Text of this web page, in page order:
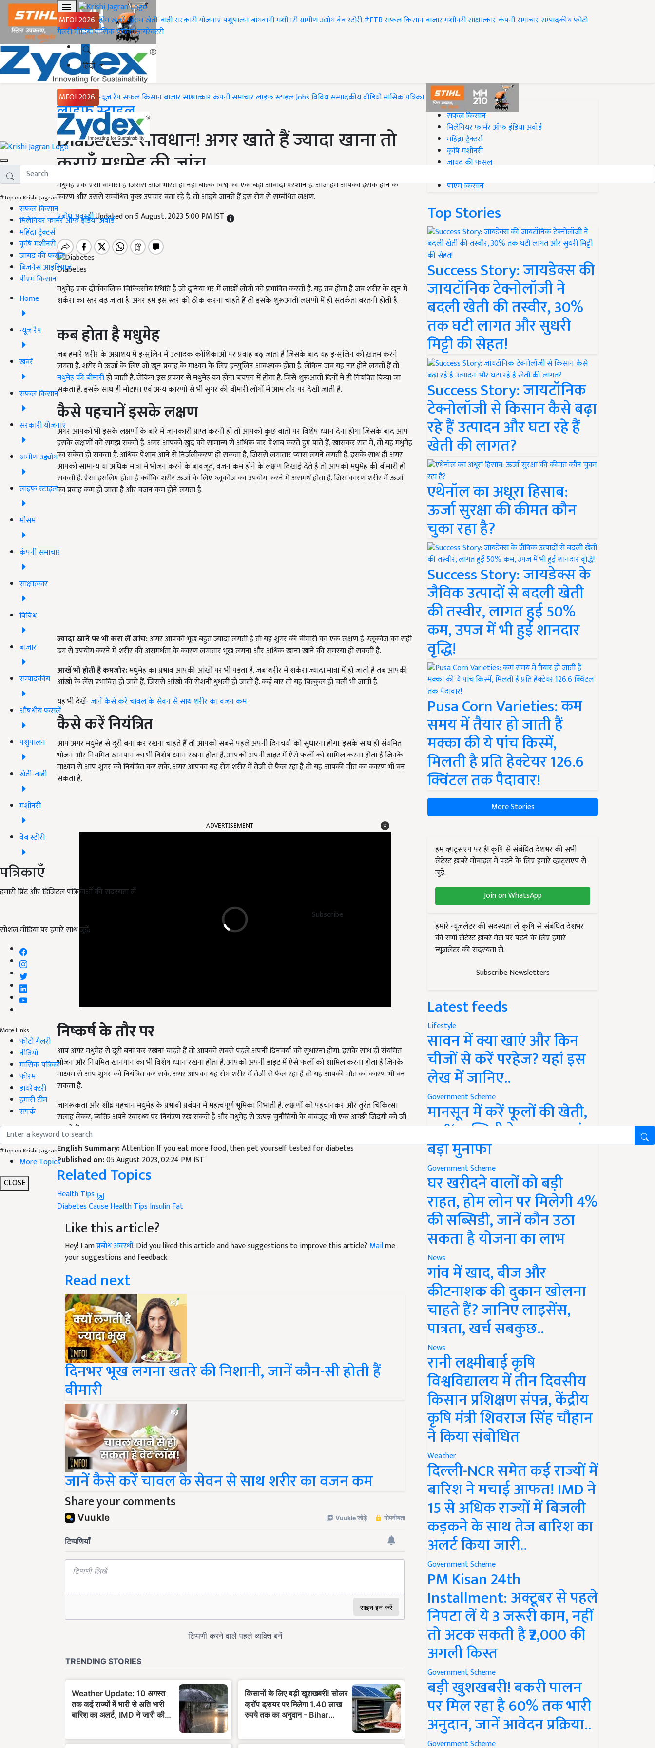
MFOI 2026 होमख़बरेंमौसमखेती-बाड़ीसरकारी योजनाएंपशुपालनबागवानीमशीनरीग्रामीण उद्योगवेब स्टोरी#FTBसफल किसानबाजारमशीनरीसाक्षात्कारकंपनी समाचारसम्पादकीयफोटो
गैलरीवीडियोमासिक पत्रिकाडायरेक्टरी
हिंदी
MFOI 2026 न्यूज़ रैपसफल किसानबाजारसाक्षात्कारकंपनी समाचारलाइफ स्टाइलJobsविविधसम्पादकीयवीडियोमासिक पत्रिका
#Top on Krishi Jagran
सफल किसान
मिलेनियर फार्मर ऑफ इंडिया अवॉर्ड
महिंद्रा ट्रैक्टर्स
कृषि मशीनरी
जायद की फसल
बिज़नेस आइडियाज
पीएम किसान
Home
न्यूज़ रैप
खबरें
सफल किसान
सरकारी योजनाएं
ग्रामीण उद्द्योग
लाइफ स्टाइल
मौसम
कंपनी समाचार
साक्षात्कार
विविध
बाजार
सम्पादकीय
औषधीय फसलें
पशुपालन
खेती-बाड़ी
मशीनरी
वेब स्टोरी
पत्रिकाएँ
हमारी प्रिंट और डिजिटल पत्रिकाओं की सदस्यता लें
Subscribe
सोशल मीडिया पर हमारे साथ जुड़ें:
More Links
फोटो गैलरी
वीडियो
मासिक पत्रिका
फोरम
डायरेक्टरी
हमारी टीम
संपर्क
#Top on Krishi Jagran
More Topics
CLOSE
Home
लाइफ स्टाइल
Diabetes: सावधान! अगर खाते हैं ज्यादा खाना तो
कराएँ मधुमेह की जांच
मधुमेह एक ऐसी बीमारी है जिससे आज भारत ही नहीं बल्कि विश्व की एक बड़ी आबादी परेशान है. आज हम आपको इसके होने के
कारण और उससे सम्बंधित कुछ उपचार बता रहे हैं. तो आइये जानते हैं इस रोग से सम्बंधित लक्षण.
प्रबोध अवस्थीUpdated on 5 August, 2023 5:00 PM IST
Diabetes
मधुमेह एक दीर्घकालिक चिकित्सीय स्थिति है जो दुनिया भर में लाखों लोगों को प्रभावित करती है. यह तब होता है जब शरीर के खून में
शर्करा का स्तर बढ़ जाता है. अगर हम इस स्तर को ठीक करना चाहते हैं तो इसके शुरूआती लक्षणों में ही सतर्कता बरतनी होती है.
कब होता है मधुमेह
जब हमारे शरीर के अग्नाशय में इन्सुलिन में उत्पादक कोशिकाओं पर प्रवाह बढ़ जाता है जिसके बाद यह इन्सुलिन को ख़तम करने
लगता है. शरीर में ऊर्जा के लिए जो खून प्रवाह के माध्यम के लिए इन्सुलिन आवश्यक होता है. लेकिन जब यह नष्ट होने लगती हैं तो
मधुमेह की बीमारीहो जाती है. लेकिन इस प्रकार से मधुमेह का होना बचपन में होता है. जिसे शुरूआती दिनों में ही नियंत्रित किया जा
सकता है. इसके साथ ही मोटापा एवं अन्य कारणों से भी सुगर की बीमारी लोगों में आम तौर पर देखी जाती है.
कैसे पहचानें इसके लक्षण
अगर आपको भी इसके लक्षणों के बारे में जानकारी प्राप्त करनी हो तो आपको कुछ बातों पर विशेष ध्यान देना होगा जिसके बाद आप
इसके लक्षणों को समझ सकते हैं. अगर आपको खुद को सामान्य से अधिक बार पेशाब करते हुए पाते हैं, खासकर रात में, तो यह मधुमेह
का संकेत हो सकता है. अधिक पेशाब आने से निर्जलीकरण हो सकता है, जिससे लगातार प्यास लगने लगती है. इसके साथ ही अगर
आपको सामान्य या अधिक मात्रा में भोजन करने के बावजूद, वजन कम होने के लक्षण दिखाई देते हैं तो आपको मधुमेह की बीमारी हो
सकती है. ऐसा इसलिए होता है क्योंकि शरीर ऊर्जा के लिए ग्लूकोज का उपयोग करने में असमर्थ होता है. जिस कारण शरीर में ऊर्जा
का प्रवाह कम हो जाता है और वजन कम होने लगता है.
ज्यादा खाने पर भी करा लें जांच:अगर आपको भूख बहुत ज्यादा लगती है तो यह शुगर की बीमारी का एक लक्षण हैं. ग्लूकोज का सही
ढंग से उपयोग करने में शरीर की असमर्थता के कारण लगातार भूख लगना और अधिक खाना खाने की समस्या हो सकती है.
आखें भी होती हैं कमजोर:मधुमेह का प्रभाव आपकी आंखों पर भी पड़ता है. जब शरीर में शर्करा ज्यादा मात्रा में हो जाती है तब आपकी
आंखों के लेंस प्रभावित हो जाते हैं, जिससे आंखों की रोशनी धुंधली हो जाती है. कई बार तो यह बिल्कुल ही चली भी जाती है.
यह भी देखें-जानें कैसे करें चावल के सेवन से साथ शरीर का वजन कम
कैसे करें नियंत्रित
आप अगर मधुमेह से दूरी बना कर रखना चाहते हैं तो आपको सबसे पहले अपनी दिनचर्या को सुधारना होगा. इसके साथ ही संयमित
भोजन और नियमित खानपान का भी विशेष ध्यान रखना होता है. आपको अपनी डाइट में ऐसे फलों को शामिल करना होता है जिनके
माध्यम से आप शुगर को नियंत्रित कर सकें. अगर आपका यह रोग शरीर में तेजी से फैल रहा है तो यह आपकी मौत का कारण भी बन
सकता है.
निष्कर्ष के तौर पर
आप अगर मधुमेह से दूरी बना कर रखना चाहते हैं तो आपको सबसे पहले अपनी दिनचर्या को सुधारना होगा. इसके साथ ही संयमित
भोजन और नियमित खानपान का भी विशेष ध्यान रखना होता है. आपको अपनी डाइट में ऐसे फलों को शामिल करना होता है जिनके
माध्यम से आप शुगर को नियंत्रित कर सकें. अगर आपका यह रोग शरीर में तेजी से फैल रहा है तो यह आपकी मौत का कारण भी बन
सकता है.
सलाह लेकर, व्यक्ति अपने स्वास्थ्य पर नियंत्रण रख सकते हैं और मधुमेह से उत्पन्न चुनौतियों के बावजूद भी एक अच्छी जिंदगी को जी
सकते हैं
English Summary:
Published on:05 August 2023, 02:24 PM IST
Related Topics
Health Tips
Diabetes Cause
Like this article?
Hey! I amप्रबोध अवस्थी. Did you liked this article and have suggestions to improve this article?
your suggestions and feedback.
Read next
दिनभर भूख लगना खतरे की निशानी, जानें कौन-सी होती हैं
बीमारी
जानें कैसे करें चावल के सेवन से साथ शरीर का वजन कम
Share your comments
#Top on Krishi Jagran
सफल किसान
मिलेनियर फार्मर ऑफ इंडिया अवॉर्ड
महिंद्रा ट्रैक्टर्स
कृषि मशीनरी
जायद की फसल
पीएम किसान
Top Stories
Success Story: जायडेक्स की
जायटॉनिक टेक्नोलॉजी ने
बदली खेती की तस्वीर, 30%
तक घटी लागत और सुधरी
मिट्टी की सेहत!
Success Story: जायटॉनिक
टेक्नोलॉजी से किसान कैसे बढ़ा
रहे हैं उत्पादन और घटा रहे हैं
खेती की लागत?
एथेनॉल का अधूरा हिसाब:
ऊर्जा सुरक्षा की कीमत कौन
चुका रहा है?
Success Story: जायडेक्स के
जैविक उत्पादों से बदली खेती
की तस्वीर, लागत हुई 50%
कम, उपज में भी हुई शानदार
वृद्धि!
Pusa Corn Varieties: कम
समय में तैयार हो जाती हैं
मक्का की ये पांच किस्में,
मिलती है प्रति हेक्टेयर 126.6
क्विंटल तक पैदावार!
More Stories
हम व्हाट्सएप पर हैं! कृषि से संबंधित देशभर की सभी
लेटेस्ट ख़बरें मोबाइल में पढ़ने के लिए हमारे व्हाट्सएप से
जुड़ें.
Join on WhatsApp
हमारे न्यूज़लेटर की सदस्यता लें. कृषि से संबंधित देशभर
की सभी लेटेस्ट ख़बरें मेल पर पढ़ने के लिए हमारे
न्यूज़लेटर की सदस्यता लें.
Subscribe Newsletters
Latest feeds
Lifestyle
सावन में क्या खाएं और किन
चीजों से करें परहेज? यहां इस
लेख में जानिए..
Government Scheme
मानसून में करें फूलों की खेती,
50% सब्सिडी के साथ कमाएं
बड़ा मुनाफा
Government Scheme
घर खरीदने वालों को बड़ी
राहत, होम लोन पर मिलेगी 4%
की सब्सिडी, जानें कौन उठा
सकता है योजना का लाभ
News
गांव में खाद, बीज और
कीटनाशक की दुकान खोलना
चाहते हैं? जानिए लाइसेंस,
पात्रता, खर्च सबकुछ..
News
रानी लक्ष्मीबाई कृषि
विश्वविद्यालय में तीन दिवसीय
किसान प्रशिक्षण संपन्न, केंद्रीय
कृषि मंत्री शिवराज सिंह चौहान
ने किया संबोधित
Weather
दिल्ली-NCR समेत कई राज्यों में
बारिश ने मचाई आफत! IMD ने
15 से अधिक राज्यों में बिजली
कड़कने के साथ तेज बारिश का
अलर्ट किया जारी..
Government Scheme
PM Kisan 24th
Installment: अक्टूबर से पहले
निपटा लें ये 3 जरूरी काम, नहीं
तो अटक सकती है ₹2,000 की
अगली किस्त
Government Scheme
बड़ी खुशखबरी! बकरी पालन
पर मिल रहा है 60% तक भारी
अनुदान, जानें आवेदन प्रक्रिया..
Government Scheme